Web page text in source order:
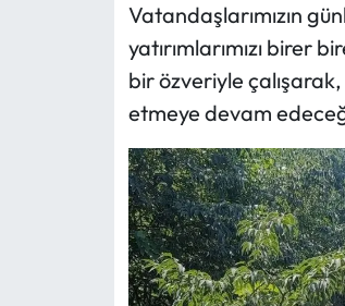
Vatandaşlarımızın
yatırımlarımızı birer
bir özveriyle
etmeye devam